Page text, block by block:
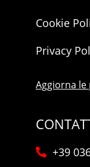
Cookie
Privacy
Aggiorna le
+39